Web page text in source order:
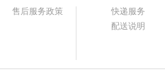
售后服务政策
快递服务
配送说明